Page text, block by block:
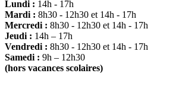
Lundi : 14h - 17h
Mardi : 8h30 - 12h30 et 14h - 17h
Mercredi : 8h30 - 12h30 et 14h - 17h
Jeudi : 14h – 17h
Vendredi : 8h30 - 12h30 et 14h - 17h
Samedi : 9h – 12h30
(hors vacances scolaires)